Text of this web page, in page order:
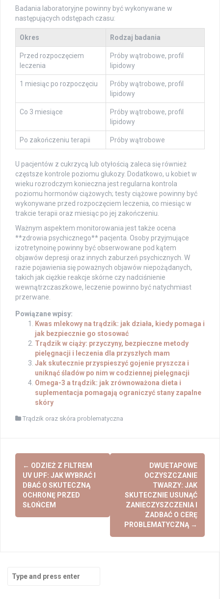
Badania laboratoryjne powinny być wykonywane w
następujących odstępach czasu:
Okres Rodzaj badania
Przed rozpoczęciem
leczenia
Próby wątrobowe, profil
lipidowy
1 miesiąc po rozpoczęciu
Próby wątrobowe, profil
lipidowy
Co 3 miesiące
Próby wątrobowe, profil
lipidowy
Po zakończeniu terapii Próby wątrobowe
U pacjentów z cukrzycą lub otyłością zaleca się również
częstsze kontrole poziomu glukozy. Dodatkowo, u kobiet w
wieku rozrodczym konieczna jest regularna kontrola
poziomu hormonów ciążowych; testy ciążowe powinny być
wykonywane przed rozpoczęciem leczenia, co miesiąc w
trakcie terapii oraz miesiąc po jej zakończeniu.
Ważnym aspektem monitorowania jest także ocena
**zdrowia psychicznego** pacjenta. Osoby przyjmujące
izotretynoinę powinny być obserwowane pod kątem
objawów depresji oraz innych zaburzeń psychicznych. W
razie pojawienia się poważnych objawów niepożądanych,
takich jak ciężkie reakcje skórne czy nadciśnienie
wewnątrzczaszkowe, leczenie powinno być natychmiast
przerwane.
Powiązane wpisy:
Kwas mlekowy na trądzik: jak działa, kiedy pomaga i
jak bezpiecznie go stosować
Trądzik w ciąży: przyczyny, bezpieczne metody
pielęgnacji i leczenia dla przyszłych mam
Jak skutecznie przyspieszyć gojenie pryszcza i
uniknąć śladów po nim w codziennej pielęgnacji
Omega-3 a trądzik: jak zrównoważona dieta i
suplementacja pomagają ograniczyć stany zapalne
skóry
Trądzik oraz skóra problematyczna
Post
navigation
← ODZIEŻ Z FILTREM
UV UPF: JAK WYBRAĆ I
DBAĆ O SKUTECZNĄ
OCHRONĘ PRZED
SŁOŃCEM
DWUETAPOWE
OCZYSZCZANIE
TWARZY: JAK
SKUTECZNIE USUNĄĆ
ZANIECZYSZCZENIA I
ZADBAĆ O CERĘ
PROBLEMATYCZNĄ →
for: